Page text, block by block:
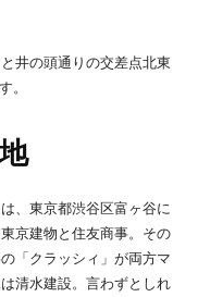
井の頭通りの交差点北東
。
、東京都渋谷区富ヶ谷に
京建物と住友商事。その
「クラッシィ」が両方マ
清水建設。言わずとしれ